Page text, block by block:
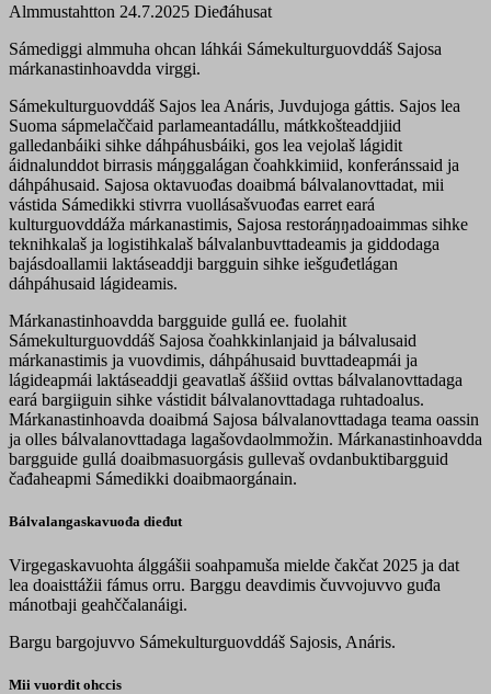
Almmustahtton 24.7.2025 Dieđáhusat
Sámediggi almmuha ohcan láhkái Sámekulturguovddáš Sajosa
márkanastinhoavdda virggi.
Sámekulturguovddáš Sajos lea Anáris, Juvdujoga gáttis. Sajos lea
Suoma sápmelaččaid parlameantadállu, mátkkošteaddjiid
galledanbáiki sihke dáhpáhusbáiki, gos lea vejolaš lágidit
áidnalunddot birrasis máŋggalágan čoahkkimiid, konferánssaid ja
dáhpáhusaid. Sajosa oktavuođas doaibmá bálvalanovttadat, mii
vástida Sámedikki stivrra vuollásašvuođas earret eará
kulturguovddáža márkanastimis, Sajosa restoráŋŋadoaimmas sihke
teknihkalaš ja logistihkalaš bálvalanbuvttadeamis ja giddodaga
bajásdoallamii laktáseaddji bargguin sihke iešguđetlágan
dáhpáhusaid lágideamis.
Márkanastinhoavdda bargguide gullá ee. fuolahit
Sámekulturguovddáš Sajosa čoahkkinlanjaid ja bálvalusaid
márkanastimis ja vuovdimis, dáhpáhusaid buvttadeapmái ja
lágideapmái laktáseaddji geavatlaš áššiid ovttas bálvalanovttadaga
eará bargiiguin sihke vástidit bálvalanovttadaga ruhtadoalus.
Márkanastinhoavda doaibmá Sajosa bálvalanovttadaga teama oassin
ja olles bálvalanovttadaga lagašovdaolmmožin. Márkanastinhoavdda
bargguide gullá doaibmasuorgásis gullevaš ovdanbuktibargguid
čađaheapmi Sámedikki doaibmaorgánain.
Bálvalangaskavuođa dieđut
Virgegaskavuohta álggášii soahpamuša mielde čakčat 2025 ja dat
lea doaisttážii fámus orru. Barggu deavdimis čuvvojuvvo guđa
mánotbaji geahččalanáigi.
Bargu bargojuvvo Sámekulturguovddáš Sajosis, Anáris.
Mii vuordit ohccis